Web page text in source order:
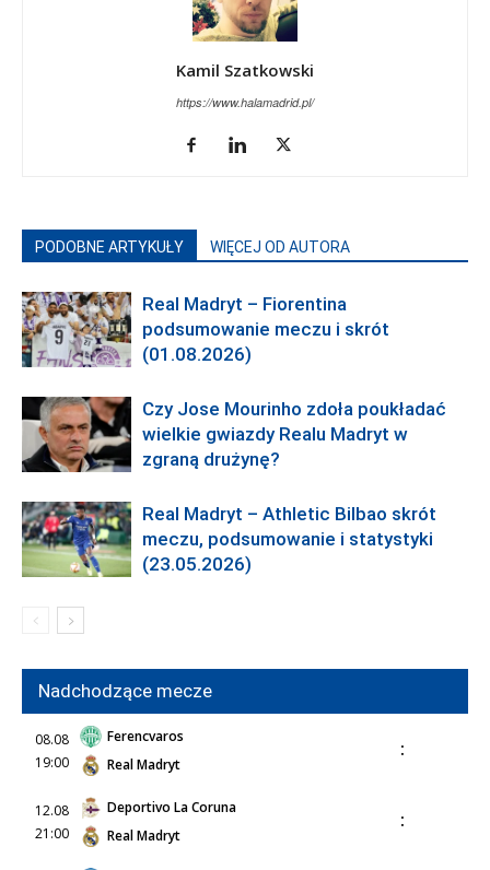
Kamil Szatkowski
https://www.halamadrid.pl/
PODOBNE ARTYKUŁY WIĘCEJ OD AUTORA
Real Madryt – Fiorentina
podsumowanie meczu i skrót
(01.08.2026)
Czy Jose Mourinho zdoła poukładać
wielkie gwiazdy Realu Madryt w
zgraną drużynę?
Real Madryt – Athletic Bilbao skrót
meczu, podsumowanie i statystyki
(23.05.2026)
Nadchodzące mecze
08.08
19:00
Ferencvaros
Real Madryt
:
12.08
21:00
Deportivo La Coruna
Real Madryt
: